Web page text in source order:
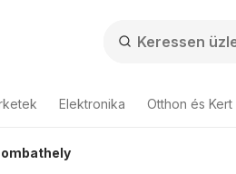
Elektronika Otthon és Kert